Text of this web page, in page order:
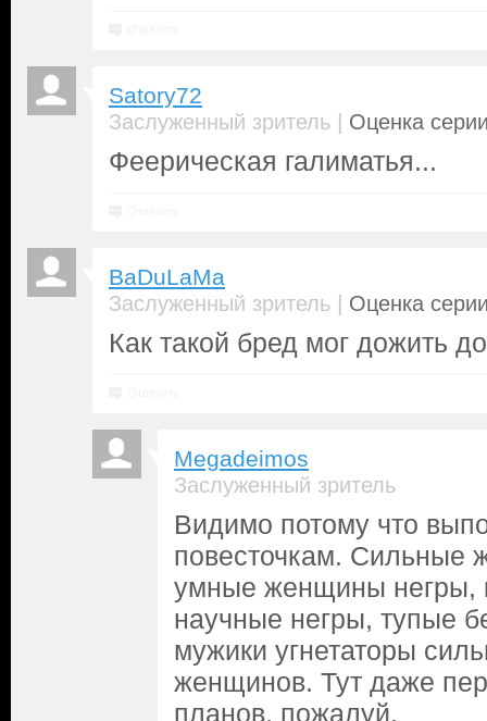
Satory72
Заслуженный зритель | Оценка
Феерическая галиматья...
BaDuLaMa
Заслуженный зритель | Оценка
Как такой бред мог дожить
Megadeimos
Заслуженный зритель
Видимо потому что
повесточкам. Сильные
умные женщины негры,
научные негры, тупые
мужики угнетаторы
женщинов. Тут даже
планов, пожалуй.